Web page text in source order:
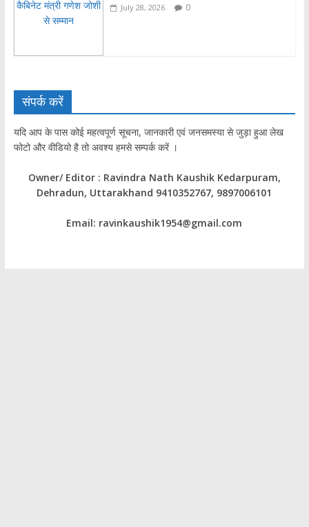
July 28, 2026 0
संपर्क करें
यदि आप के पास कोई महत्वपूर्ण सूचना, जानकारी एवं जनसमस्या से जुड़ा हुआ लेख
फोटो और वीडियो है तो अवश्य हमसे सम्पर्क करें ।
Owner/ Editor : Ravindra Nath Kaushik Kedarpuram,
Dehradun, Uttarakhand 9410352767, 9897006101
Email: ravinkaushik1954@gmail.com